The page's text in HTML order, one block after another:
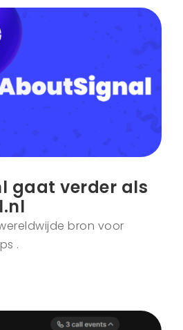
gaat verder als
bron voor
.